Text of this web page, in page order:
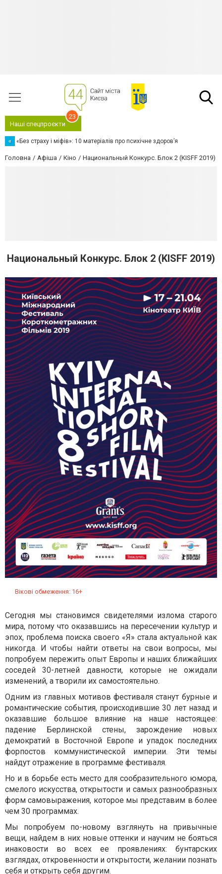
Наші спецпроєкти
23
« «Без страху і міфів»: 10 матеріалів про психічне здоров’я
Головна Афіша Кіно Национальный Конкурс. Блок 2 (KISFF 2019)
Национальный Конкурс. Блок 2 (KISFF 2019)
Вікові обмеження: 16+
Сегодня мы становимся свидетелями излома старого
мира, потому что оказавшись на пересечении культур и
эпох, проблема поиска своего «Я» стала актуальной как
никогда. И чтобы найти ответы на свои вопросы, мы
попробуем пережить опыт Европы и наших ближайших
соседей 30-летней давности, которые не ожидали
изменений, а творили их самостоятельно.
Одним из главных мотивов фестиваля станут бурные и
романтические события, происходившие 30 лет назад и
оказавшие большое влияние на наше настоящее:
падение Берлинской стены, зарождение новых
демократий в Восточной Европе и упадок последних
форпостов коммунистической империи. Эти темы
найдут отражение в программе фестиваля.
Но и в борьбе есть место для сообразительного юмора,
смелого искусства, открытости и самых разнообразных
форм самовыражения, которое мы представим в более
чем 30 программах.
Мы попробуем по-новому взглянуть на привычные
вещи, найдем в них новые оттенки и научим не бояться
инаковости во всех ее проявлениях: бунтарских
взглядах, откровенности и открытости, желании познать
себя и открыть себя другим.